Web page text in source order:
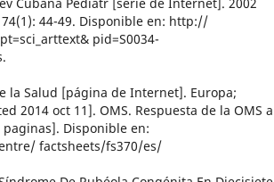
44-49. Disponible en: http://
pid=S0034-
la Salud [página de Internet]. Europa;
2014 oct 11]. OMS. Respuesta de la OMS a
Disponible en:
factsheets/fs370/es/